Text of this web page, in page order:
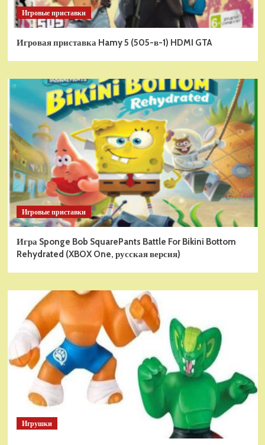
Игровые приставки
Игровая приставка Hamy 5 (505-в-1) HDMI GTA
Игровые приставки
Игра Sponge Bob SquarePants Battle For Bikini Bottom
Rehydrated (XBOX One, русская версия)
Игрушки